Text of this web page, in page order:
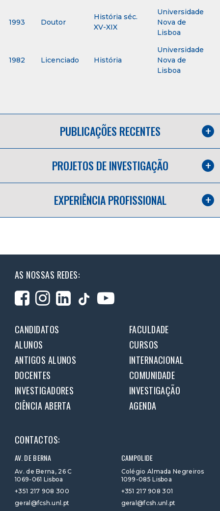
1993 Doutor
História séc.
XV-XIX
Universidade
Nova de
Lisboa
1982 Licenciado História
Universidade
Nova de
Lisboa
PUBLICAÇÕES RECENTES
PROJETOS DE INVESTIGAÇÃO
EXPERIÊNCIA PROFISSIONAL
AS NOSSAS REDES:
CANDIDATOS
FACULDADE
ALUNOS
CURSOS
ANTIGOS ALUNOS
INTERNACIONAL
DOCENTES
COMUNIDADE
INVESTIGADORES
INVESTIGAÇÃO
CIÊNCIA ABERTA
AGENDA
CONTACTOS:
AV. DE BERNA
Av. de Berna, 26 C
1069-061 Lisboa
+351 217 908 300
geral@fcsh.unl.pt
CAMPOLIDE
Colégio Almada Negreiros
1099-085 Lisboa
+351 217 908 301
geral@fcsh.unl.pt